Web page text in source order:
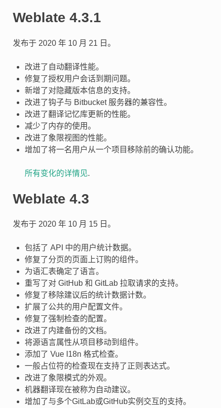
Weblate 4.3.1
发布于 2020 年 10 月 21 日。
改进了自动翻译性能。
修复了授权用户会话到期问题。
新增了对隐藏版本信息的支持。
改进了钩子与 Bitbucket 服务器的兼容性。
改进了翻译记忆库更新的性能。
减少了内存的使用。
改进了象限视图的性能。
增加了将一名用户从一个项目移除前的确认功能。
所有变化的详情见.
Weblate 4.3
发布于 2020 年 10 月 15 日。
包括了 API 中的用户统计数据。
修复了分页的页面上订购的组件。
为语汇表确定了语言。
重写了对 GitHub 和 GitLab 拉取请求的支持。
修复了移除建议后的统计数据计数。
扩展了公共的用户配置文件。
修复了强制检查的配置。
改进了内建备份的文档。
将源语言属性从项目移动到组件。
添加了 Vue I18n 格式检查。
一般占位符的检查现在支持了正则表达式。
改进了象限模式的外观。
机器翻译现在被称为自动建议。
增加了与多个GitLab或GitHub实例交互的支持。